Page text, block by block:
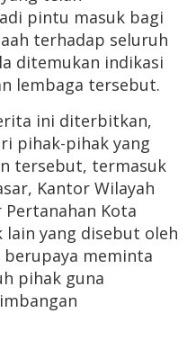
pintu masuk bagi
terhadap seluruh
ditemukan indikasi
lembaga tersebut.
ini diterbitkan,
pihak-pihak yang
tersebut, termasuk
Kantor Wilayah
Pertanahan Kota
lain yang disebut oleh
meminta
pihak guna